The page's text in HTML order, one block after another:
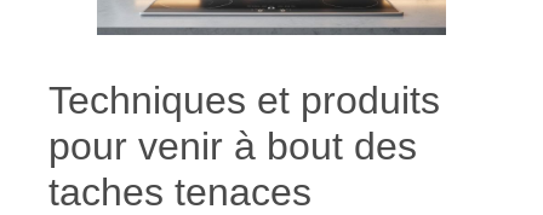
Techniques et produits
pour venir à bout des
taches tenaces